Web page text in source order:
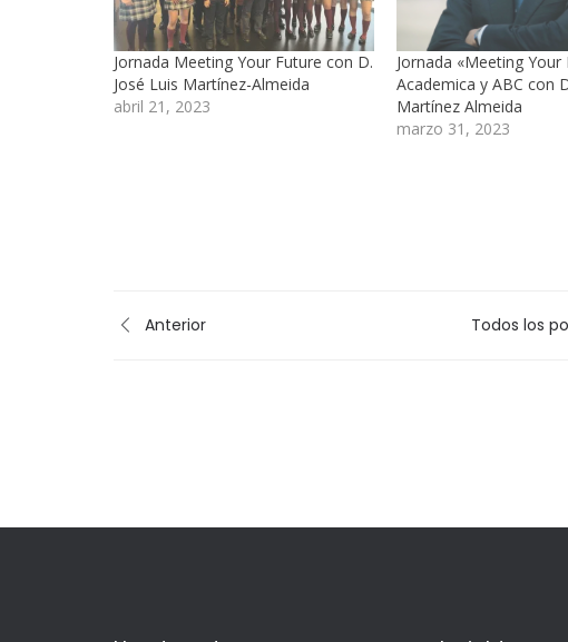
Jornada Meeting Your Future con D.
José Luis Martínez-Almeida
abril 21, 2023
Jornada «Meeting Your
Academica y ABC con
Martínez Almeida
marzo 31, 2023
Anterior Todos los